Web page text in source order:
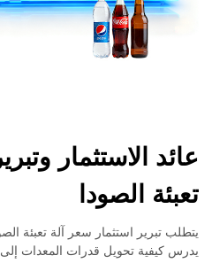
عائد الاستثمار
تعبئة الصودا
يتطلب تبرير استثمار سعر آلة تعبئة
يدرس كيفية تحويل قدرات المعدات إلى